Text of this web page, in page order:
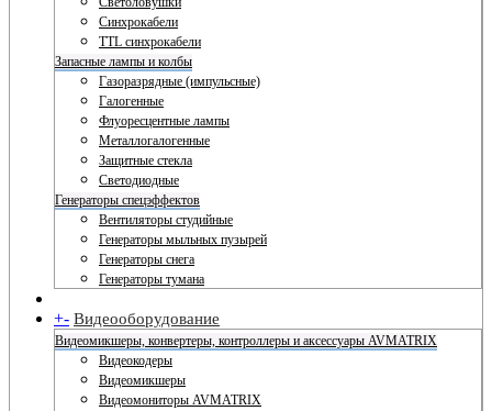
Синхрокабели
TTL синхрокабели
Запасные лампы и колбы
Газоразрядные (импульсные)
Галогенные
Флуоресцентные лампы
Металлогалогенные
Защитные стекла
Светодиодные
Генераторы спецэффектов
Вентиляторы студийные
Генераторы мыльных пузырей
Генераторы снега
Генераторы тумана
+- Видеооборудование
Видеомикшеры, конвертеры, контроллеры и аксессуары AVMATRIX
Видеокодеры
Видеомикшеры
Видеомониторы AVMATRIX